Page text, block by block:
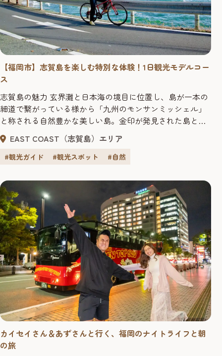
【福岡市】志賀島を楽しむ特別な体験！1日観光モデルコー
ス
志賀島の魅力 玄界灘と日本海の境目に位置し、島が一本の
細道で繋がっている様から「九州のモンサンミッシェル」
と称される自然豊かな美しい島。金印が発見された島とし
ても有名で、絶景パワースポットや名物グルメが盛りだく
さんな観光スポットになっています。 島の外周は約10km、
自転車なら1時間ほどで島を１周することができ、スポット
春のビジターセン...
EAST COAST（志賀島）エリア
#観光ガイド #観光スポット #自然
カイセイさん＆あずさんと行く、福岡のナイトライフと朝
の旅